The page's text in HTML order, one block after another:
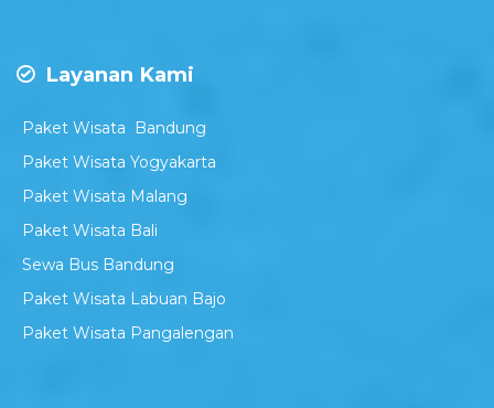
Layanan Kami
Paket Wisata Bandung
Paket Wisata Yogyakarta
Paket Wisata Malang
Paket Wisata Bali
Sewa Bus Bandung
Paket Wisata Labuan Bajo
Paket Wisata Pangalengan